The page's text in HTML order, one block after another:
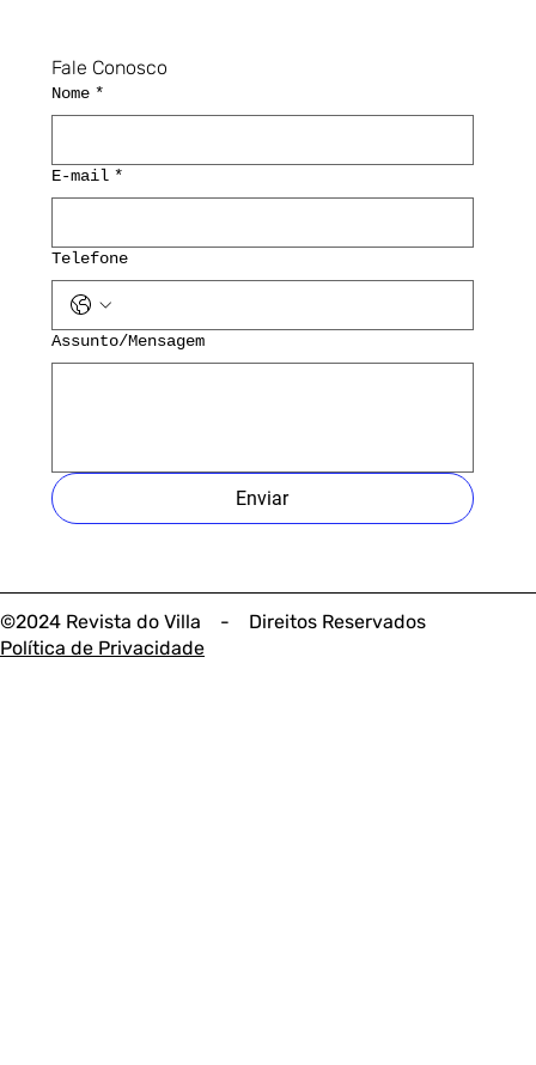
©2024 Revista do Villa - Direitos Reservados
Política de Privacidade
Fale Conosco
Nome *
E-mail *
Telefone
Assunto/Mensagem
Enviar